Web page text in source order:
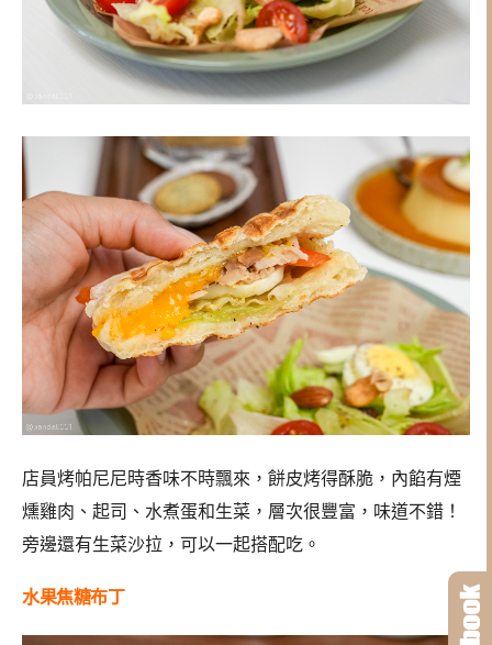
店員烤帕尼尼時香味不時飄來，餅皮烤得酥脆，內餡有煙
燻雞肉、起司、水煮蛋和生菜，層次很豐富，味道不錯！
旁邊還有生菜沙拉，可以一起搭配吃。
水果焦糖布丁